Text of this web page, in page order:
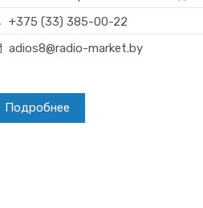
+375 (33) 385-00-22
adios8@radio-market.by
Подробнее